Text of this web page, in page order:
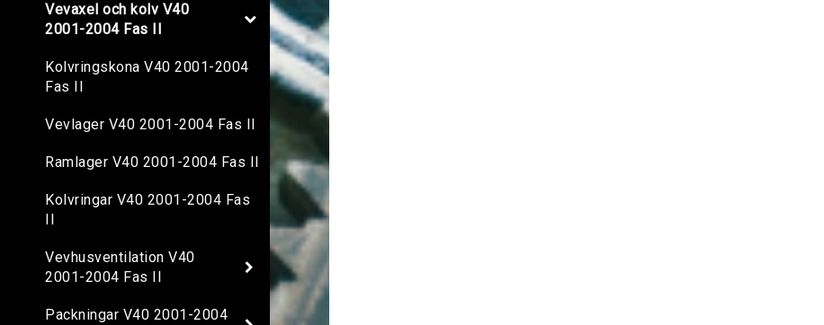
Vevaxel och kolv V40
2001-2004 Fas II
Kolvringskona V40 2001-2004
Fas II
Vevlager V40 2001-2004 Fas II
Ramlager V40 2001-2004 Fas II
Kolvringar V40 2001-2004 Fas
Vevhusventilation V40
2001-2004 Fas II
Packningar V40 2001-2004